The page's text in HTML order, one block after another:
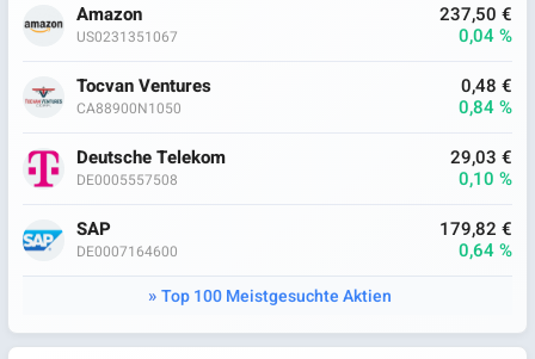
Amazon
US0231351067
237,50 €
0,04 %
Tocvan Ventures
CA88900N1050
0,48 €
0,84 %
Deutsche Telekom
DE0005557508
29,03 €
0,10 %
SAP
DE0007164600
179,82 €
0,64 %
Top 100 Meistgesuchte Aktien